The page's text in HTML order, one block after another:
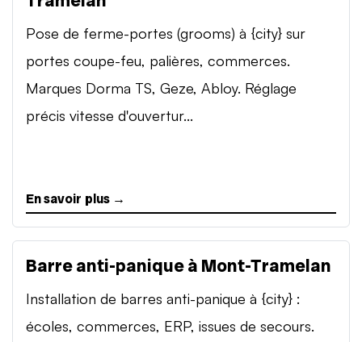
Pose de ferme-portes (grooms) à {city} sur
portes coupe-feu, palières, commerces.
Marques Dorma TS, Geze, Abloy. Réglage
précis vitesse d'ouvertur...
En savoir plus →
Barre anti-panique à Mont-Tramelan
Installation de barres anti-panique à {city} :
écoles, commerces, ERP, issues de secours.